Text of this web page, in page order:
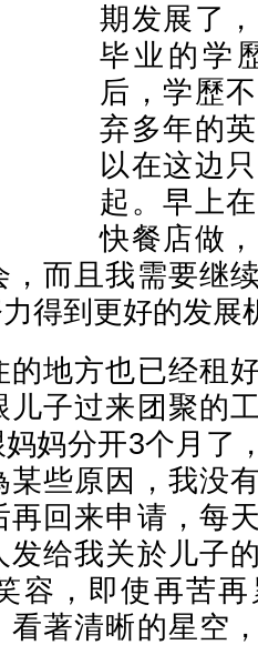
期发展了
毕业的学
后，学歷
弃多年的
以在这边
起。早上
快餐店做
，而且我需要继
得到更好的发展
地方也已经租好
儿子过来团聚的
妈分开3个月了
某些原因，我没
再回来申请，每
发给我关於儿子
容，即使再苦
看著清晰的星空